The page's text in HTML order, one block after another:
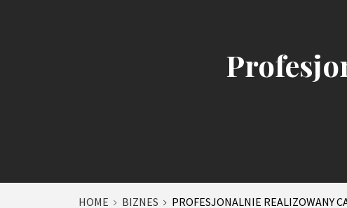
HOME BIZNES PROFESJONALNIE REALIZOWANY